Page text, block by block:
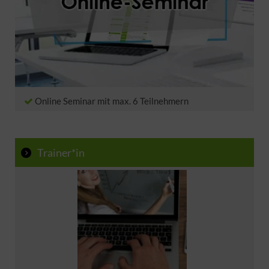
Menschen die Ihre Stimmlage verbessern
Schöner, klarer, hör-verständlicher Sprechen ohne
Anstrengung
Online Seminar mit max. 6 Teilnehmern
Trainer*in